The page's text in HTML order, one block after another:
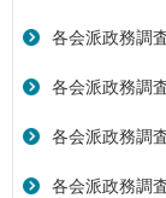
各会派政務調
各会派政務調
各会派政務調
各会派政務調